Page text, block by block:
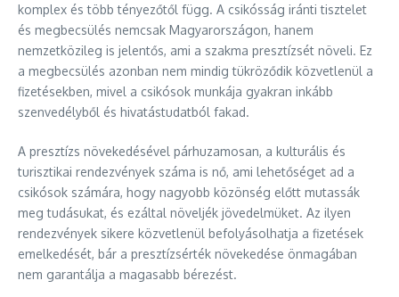
komplex és több tényezőtől függ. A csikósság iránti tisztelet
és megbecsülés nemcsak Magyarországon, hanem
nemzetközileg is jelentős, ami a szakma presztízsét növeli. Ez
a megbecsülés azonban nem mindig tükröződik közvetlenül a
fizetésekben, mivel a csikósok munkája gyakran inkább
szenvedélyből és hivatástudatból fakad.
A presztízs növekedésével párhuzamosan, a kulturális és
turisztikai rendezvények száma is nő, ami lehetőséget ad a
csikósok számára, hogy nagyobb közönség előtt mutassák
meg tudásukat, és ezáltal növeljék jövedelmüket. Az ilyen
rendezvények sikere közvetlenül befolyásolhatja a fizetések
emelkedését, bár a presztízsérték növekedése önmagában
nem garantálja a magasabb bérezést.